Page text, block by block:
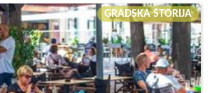
GRADSKA ŠTORIJA